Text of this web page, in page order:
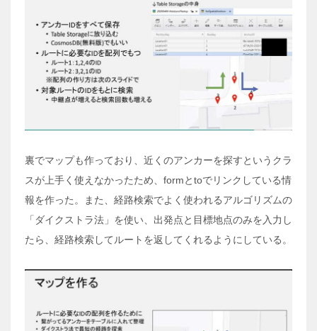
裏でマップも作っており、近くのアンカーを探すというクラ
スが上手く使えなかったため、formとtoでリンクしている情
報を作った。また、経路検索でよく使われるアルゴリズムの
「ダイクストラ法」を使い、出発点と目標地点のみを入力し
たら、経路検索してルートを返してくれるようにしている。